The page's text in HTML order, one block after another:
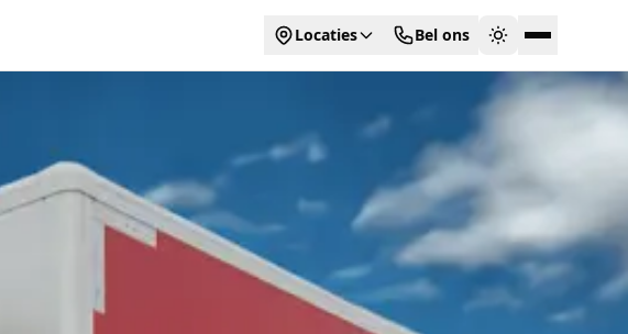
Locaties Bel ons